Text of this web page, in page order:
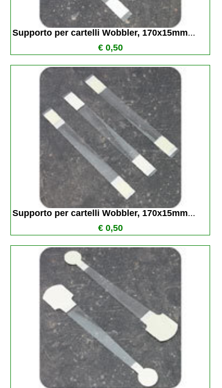
Supporto per cartelli Wobbler, 170x15mm...
€ 0,50
Supporto per cartelli Wobbler, 170x15mm...
€ 0,50